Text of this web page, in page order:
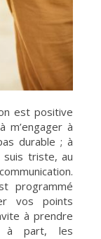
est positive
m’engager à
durable ; à
triste, au
programmé
vos points
à prendre
à part, les